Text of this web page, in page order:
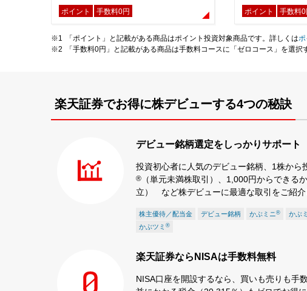
ポイント 手数料0円 ポイント 手数料0
「ポイント」と記載がある商品はポイント投資対象商品です。詳しくはポ
「手数料0円」と記載がある商品は手数料コースに「ゼロコース」を選
楽天証券でお得に株デビューする4つの秘訣
デビュー銘柄選定をしっかりサポート
投資初心者に人気のデビュー銘柄、1株から
® （単元未満株取引）、1,000円からできる
立） など株デビューに最適な取引をご紹介
株主優待／配当金 デビュー銘柄 かぶミニ ® かぶ
かぶツミ ®
楽天証券ならNISAは手数料無料
NISA口座を開設するなら、買いも売りも手